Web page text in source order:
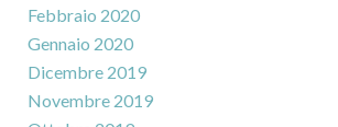
Febbraio 2020
Gennaio 2020
Dicembre 2019
Novembre 2019